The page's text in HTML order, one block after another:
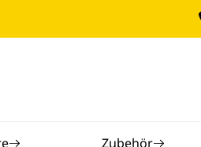
Zubehör